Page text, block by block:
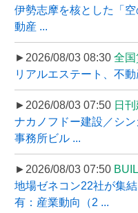
伊勢志摩を核とした「
動産 ...
►2026/08/03 08:30 全国
リアルエステート、不
►2026/08/03 07:50 日
ナカノフドー建設／シ
事務所ビル ...
►2026/08/03 07:50
地場ゼネコン22社が集
有：産業動向（2 ...